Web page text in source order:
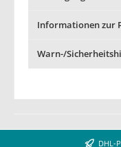
Informationen zur
Warn-/
DHL-